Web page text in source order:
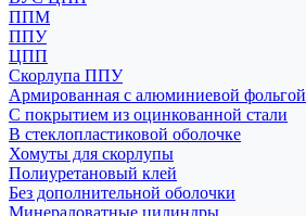
ППМ
ППУ
ЦПП
Скорлупа ППУ
Армированная с алюминиевой фольгой
С покрытием из оцинкованной стали
В стеклопластиковой оболочке
Хомуты для скорлупы
Полиуретановый клей
Без дополнительной оболочки
Минераловатные цилиндры